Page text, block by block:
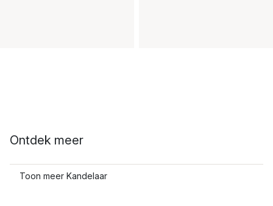
Ontdek meer
Toon meer Kandelaar